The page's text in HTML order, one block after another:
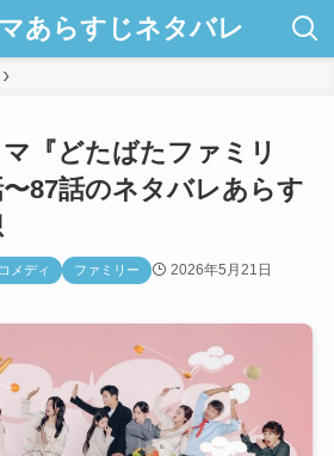
あらすじネタバレ
『どたばたファミリ
〜87話のネタバレあらす
コメディ ファミリー 2026年5月21日